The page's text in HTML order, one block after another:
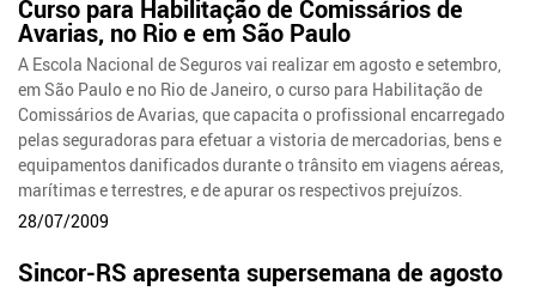
Curso para Habilitação de Comissários de
Avarias, no Rio e em São Paulo
A Escola Nacional de Seguros vai realizar em agosto e setembro,
em São Paulo e no Rio de Janeiro, o curso para Habilitação de
Comissários de Avarias, que capacita o profissional encarregado
pelas seguradoras para efetuar a vistoria de mercadorias, bens e
equipamentos danificados durante o trânsito em viagens aéreas,
marítimas e terrestres, e de apurar os respectivos prejuízos.
28/07/2009
Sincor-RS apresenta supersemana de agosto